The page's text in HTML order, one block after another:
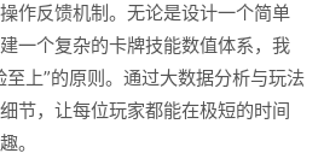
作反馈机制。无论是设计一个简单
一个复杂的卡牌技能数值体系，我
上”的原则。通过大数据分析与玩法
节，让每位玩家都能在极短的时间
。